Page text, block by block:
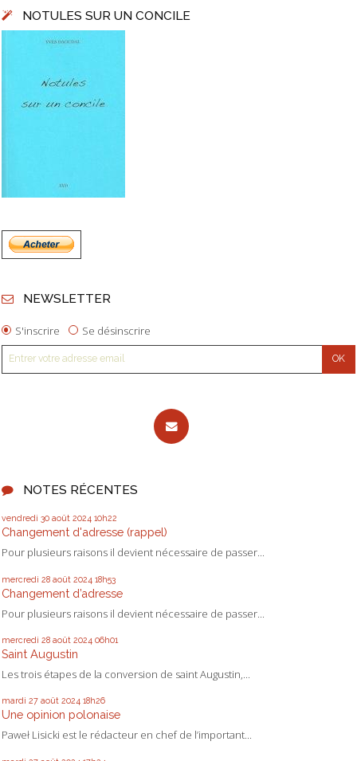
NOTULES SUR UN CONCILE
NEWSLETTER
S'inscrire Se désinscrire
NOTES RÉCENTES
vendredi 30 août 2024 10h22
Changement d'adresse (rappel)
Pour plusieurs raisons il devient nécessaire de passer...
mercredi 28 août 2024 18h53
Changement d’adresse
Pour plusieurs raisons il devient nécessaire de passer...
mercredi 28 août 2024 06h01
Saint Augustin
Les trois étapes de la conversion de saint Augustin,...
mardi 27 août 2024 18h26
Une opinion polonaise
Paweł Lisicki est le rédacteur en chef de l’important...